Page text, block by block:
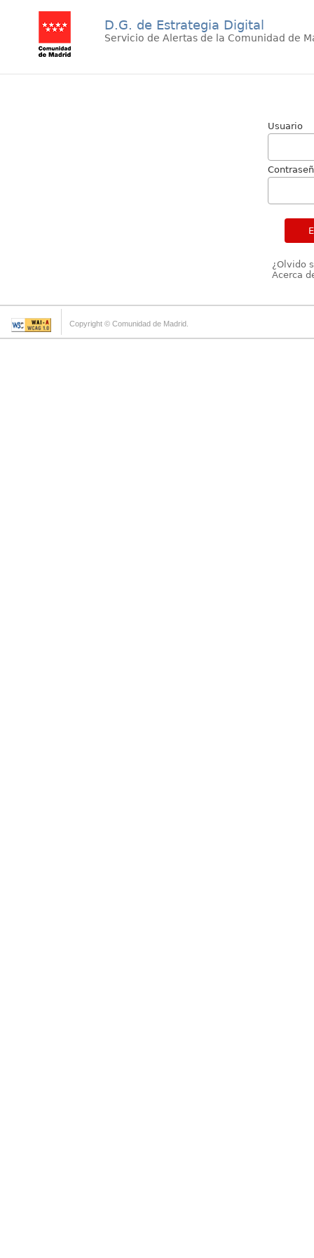
D.G. de Estrategia Digital
Servicio de Alertas de la Comunidad de
Usuario
¿Olvido
Acerca
Copyright © Comunidad de Madrid.